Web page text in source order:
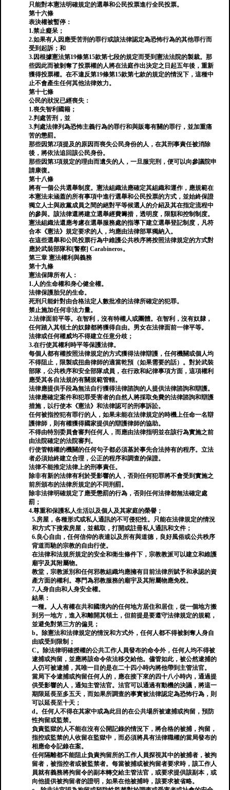
只能對本憲法明確規定的選舉和公民投票進行全民投票。
第十六條
表決權被暫停：
1.禁止癡呆；
2.如果有人因應受苦刑的罪行或該法律認定為恐怖行為的其他罪行而
受到起訴；和
3.因根據憲法第19條第15款第七段的規定而受到憲法法院的製裁。那
些因此而被剝奪了投票權的人將在法庭作出決定之日起五年後，重新
獲得投票權。在不違反第19條第15款第七款的規定的情況下，這種中
止不會產生任何其他法律效力。
第十七條
公民的狀況已經喪失：
1.喪失智利國籍；
2.判處苦刑，並
3.判處法律列為恐怖主義行為的罪行和與販毒有關的罪行，並加重痛
苦的懲罰。
那些因第2項提及的原因而喪失公民身份的人，在其刑事責任被消除
後，將依法追回該公民身份。
那些因第3項規定的理由而遺失的人，一旦服完刑，便可以向參議院申
請康復。
第十八條
將有一個公共選舉制度。憲法組織法應確定其組織和運作，應規範在
本憲法未涵蓋的所有事項中進行選舉和公民投票的方式，並始終保證
獨立人士與政黨成員之間的絕對平等候選人的介紹及其在指定流程中
的參與。該法律還將建立選舉經費籌措，透明度，限額和控制制度。
憲法組織法還應考慮在選舉服務處的指導下建立選舉登記制度，凡符
合本《憲法》規定要求的人，均應由法律部單獨納入。
在這些選舉和公民投票行為中維護公共秩序將按照法律規定的方式對
應於武裝部隊和[警察] Carabineros。
第三章 憲法權利與義務
第十九條
憲法保障所有人：
1.人的生命權和身心健全權。
法律保護胎兒的生命。
死刑只能針對由合格法定人數批准的法律所確定的犯罪。
禁止施加任何非法力量。
2.法律面前平等。在智利，沒有特權人或團體。在智利，沒有奴隸，
任何踏入其領土的奴隸都將獲得自由。男女在法律面前一律平等。
法律或任何權威均不得建立任意分歧；
3.在行使其權利時平等保護法律。
每個人都有權按照法律規定的方式獲得法律辯護，任何機關或個人均
不得阻止，限製或扭曲律師的適當乾預（如果需要的話）。對於武裝
部隊，公共秩序和安全部隊成員，在行政和紀律事項方面，這項權利
應受其各自法規的有關規範管轄。
法律應提供手段為無法自行獲得法律諮詢的人提供法律諮詢和辯護。
法律應確定案件和犯罪受害者的自然人將採取免費的法律諮詢和辯護
措施，以行使本《憲法》和法律認可的刑事訴訟。
任何被指控犯有罪行的人，如果未能在法律規定的時機上任命一名辯
護律師，則有權獲得國家提供的辯護律師的協助。
不得由特別委員會審判任何人，而應由法律指明並在該行為實施之前
由法院確定的法院審判。
行使管轄權的機關的任何句子都必須基於事先合法持有的程序。立法
者必須始終建立合理，公正的程序和調查的保證。
法律不能推定法律上的刑事責任。
除非有新的法律有利於受影響的人，否則任何犯罪將不會受到實施之
前所頒布的法律所規定的不同刑罰。
除非法律明確規定了應受懲罰的行為，否則任何法律都無法確定處
罰；
4.尊重和保護私人生活以及個人及其家庭的榮譽；
5.房屋，各種形式或私人通訊的不可侵犯性。只能在法律規定的情況
和方式下搜索房屋，並截取，打開或註冊私人通訊和文件；
6.良心自由，任何信仰的表達以及所有與道德，良好風俗或公共秩序
背道而馳的宗教的自由行使。
在法律和法規所規定的安全和衛生條件下，宗教教派可以建立和維護
廟宇及其附屬物。
教堂，宗教派別和任何邪教組織均應擁有目前法律所賦予和承認的資
產方面的權利。專門為邪教服務的廟宇及其附屬物應免稅。
7.人身自由和人身安全權。
結果：
一種。人人有權在共和國境內的任何地方居住和居住，從一個地方搬
到另一地方，進入和離開其領土，但前提是要遵守法律規定的規範，
並避免對第三方的偏見；
b。除憲法和法律規定的情況和方式外，任何人都不得被剝奪人身自
由或受到限制；
C。除法律明確授權的公共工作人員發布的命令外，任何人均不得被
逮捕或拘留，並應將該命令依法移交給他。儘管如此，被公然逮捕的
人仍可被逮捕，其唯一目的是在二十四小時內將他帶到主管法官。
當局下令逮捕或拘留任何人的，應在接下來的四十八小時內，通過提
供受影響的人，通知主管法官。法官可以通過有動機的決議，將這一
期限延長至多五天，而如果所調查的事實被法律認定為恐怖行為，則
可以延長至十天；
d。任何人不得在其家中或為此目的在公共場所被逮捕或拘留，預防
性拘留或監禁。
負責監獄的人不能在沒有公開記錄的情況下，將合格的被捕，拘留，
指控或監禁的人收留在監獄中，而必須將具有法律職權的當局發布的
相應命令記錄在案。
任何隔離都不能阻止負責拘留所的工作人員探視其中的被捕者，被拘
留者，被指控者或被監禁者。每當被捕或被拘留者要求時，該工作人
員就有義務將拘留令的副本轉交給主管法官，或要求提供該副本，或
向他提供被拘留者的證明，如果在他被捕時，該要求被省略。